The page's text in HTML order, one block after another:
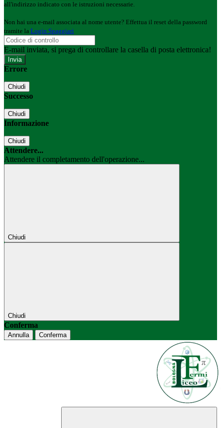
all'indirizzo indicato con le istruzioni necessarie.
Non hai una e-mail associata al nome utente? Effettua il reset della password
tramite la Login Spaggiari
E-mail inviata, si prega di controllare la casella di posta elettronica!
Errore
Chiudi
Successo
Chiudi
Informazione
Chiudi
Attendere...
Attendere il completamento dell'operazione...
Chiudi
Chiudi
Conferma
Annulla Conferma